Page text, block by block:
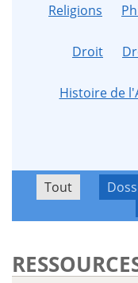
Religions
Droit
Histoire de
Tout